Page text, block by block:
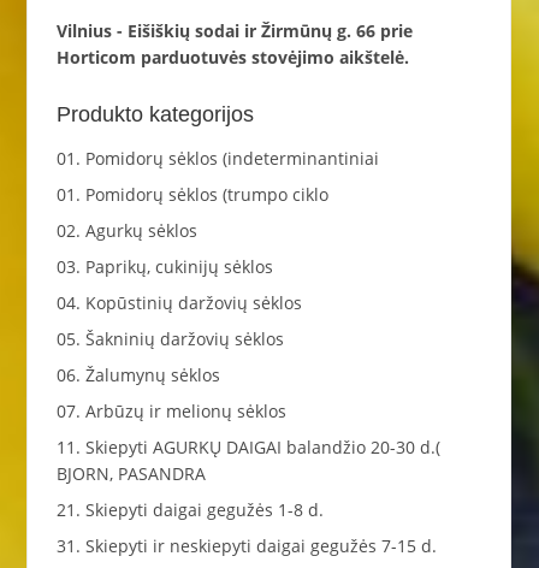
Vilnius - Eišiškių sodai ir Žirmūnų g. 66 prie
Horticom parduotuvės stovėjimo aikštelė.
Produkto kategorijos
01. Pomidorų sėklos (indeterminantiniai
01. Pomidorų sėklos (trumpo ciklo
02. Agurkų sėklos
03. Paprikų, cukinijų sėklos
04. Kopūstinių daržovių sėklos
05. Šakninių daržovių sėklos
06. Žalumynų sėklos
07. Arbūzų ir melionų sėklos
11. Skiepyti AGURKŲ DAIGAI balandžio 20-30 d.(
BJORN, PASANDRA
21. Skiepyti daigai gegužės 1-8 d.
31. Skiepyti ir neskiepyti daigai gegužės 7-15 d.